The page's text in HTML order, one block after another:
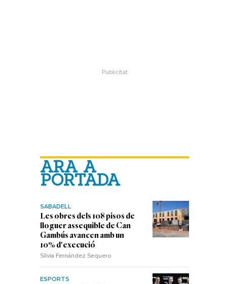
ARA A
PORTADA
SABADELL
Les obres dels 108 pisos de
lloguer assequible de Can
Gambús avancen amb un
10% d'execució
Sílvia Fernández Sequero
ESPORTS